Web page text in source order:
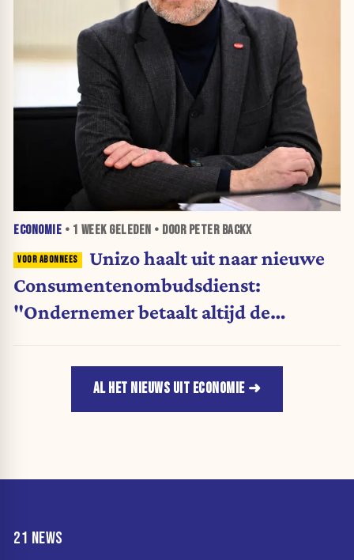
ECONOMIE • 1 WEEKGELEDEN • DOOR PETER BACKX
Unizo haalt uit naar nieuwe
Consumentenombudsdienst:
"Ondernemer betaalt altijd de
AL HET NIEUWS UIT ECONOMIE
21 NEWS